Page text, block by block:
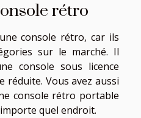
rétro
console rétro, car ils
sur le marché. Il
console sous licence
réduite. Vous avez aussi
console rétro portable
quel endroit.